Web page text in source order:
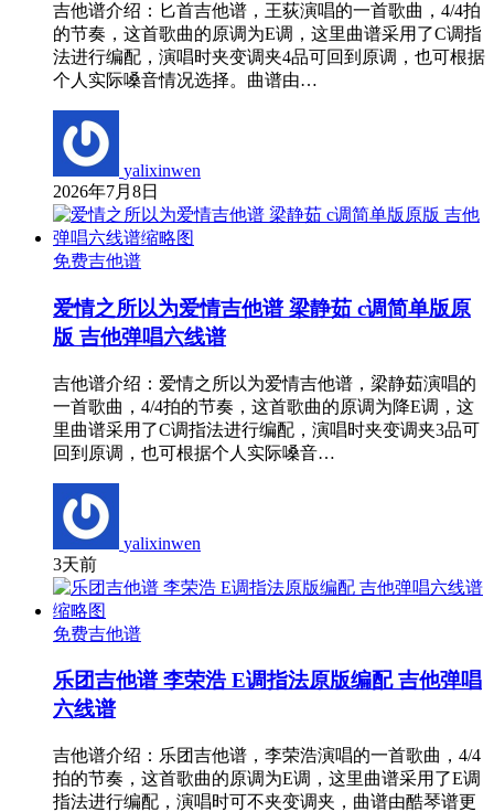
吉他谱介绍：匕首吉他谱，王荻演唱的一首歌曲，4/4拍
的节奏，这首歌曲的原调为E调，这里曲谱采用了C调指
法进行编配，演唱时夹变调夹4品可回到原调，也可根据
个人实际嗓音情况选择。曲谱由…
yalixinwen
2026年7月8日
免费吉他谱
爱情之所以为爱情吉他谱 梁静茹 c调简单版原
版 吉他弹唱六线谱
吉他谱介绍：爱情之所以为爱情吉他谱，梁静茹演唱的
一首歌曲，4/4拍的节奏，这首歌曲的原调为降E调，这
里曲谱采用了C调指法进行编配，演唱时夹变调夹3品可
回到原调，也可根据个人实际嗓音…
yalixinwen
3天前
免费吉他谱
乐团吉他谱 李荣浩 E调指法原版编配 吉他弹唱
六线谱
吉他谱介绍：乐团吉他谱，李荣浩演唱的一首歌曲，4/4
拍的节奏，这首歌曲的原调为E调，这里曲谱采用了E调
指法进行编配，演唱时可不夹变调夹，曲谱由酷琴谱更